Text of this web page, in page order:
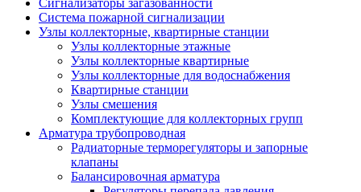
Система пожарной сигнализации
Узлы коллекторные, квартирные станции
Узлы коллекторные этажные
Узлы коллекторные квартирные
Узлы коллекторные для водоснабжения
Квартирные станции
Узлы смешения
Комплектующие для коллекторных групп
Арматура трубопроводная
Радиаторные терморегуляторы и запорные
клапаны
Балансировочная арматура